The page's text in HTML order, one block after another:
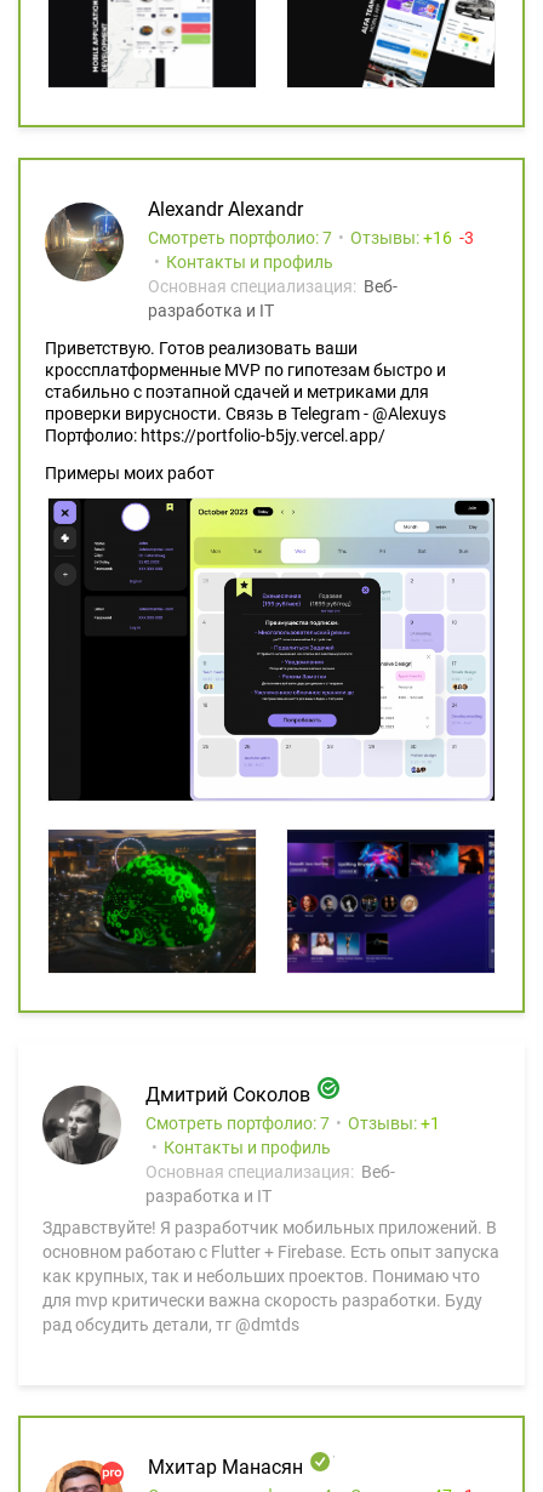
Alexandr Alexandr
Смотреть портфолио: 7 Отзывы: 16
3
Контакты и профиль
Основная специализация: Веб-
разработка и IT
Приветствую. Готов реализовать ваши
кроссплатформенные MVP по гипотезам быстро и
стабильно с поэтапной сдачей и метриками для
проверки вирусности. Связь в Telegram - @Alexuys
Портфолио: https://portfolio-b5jy.vercel.app/
Примеры моих работ
Дмитрий Соколов
Смотреть портфолио: 7 Отзывы:
1
Контакты и профиль
Основная специализация: Веб-
разработка и IT
Здравствуйте! Я разработчик мобильных приложений. В
основном работаю с Flutter + Firebase. Есть опыт запуска
как крупных, так и небольших проектов. Понимаю что
для mvp критически важна скорость разработки. Буду
рад обсудить детали, тг @dmtds
Мхитар Манасян